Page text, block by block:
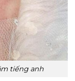
tiếng anh